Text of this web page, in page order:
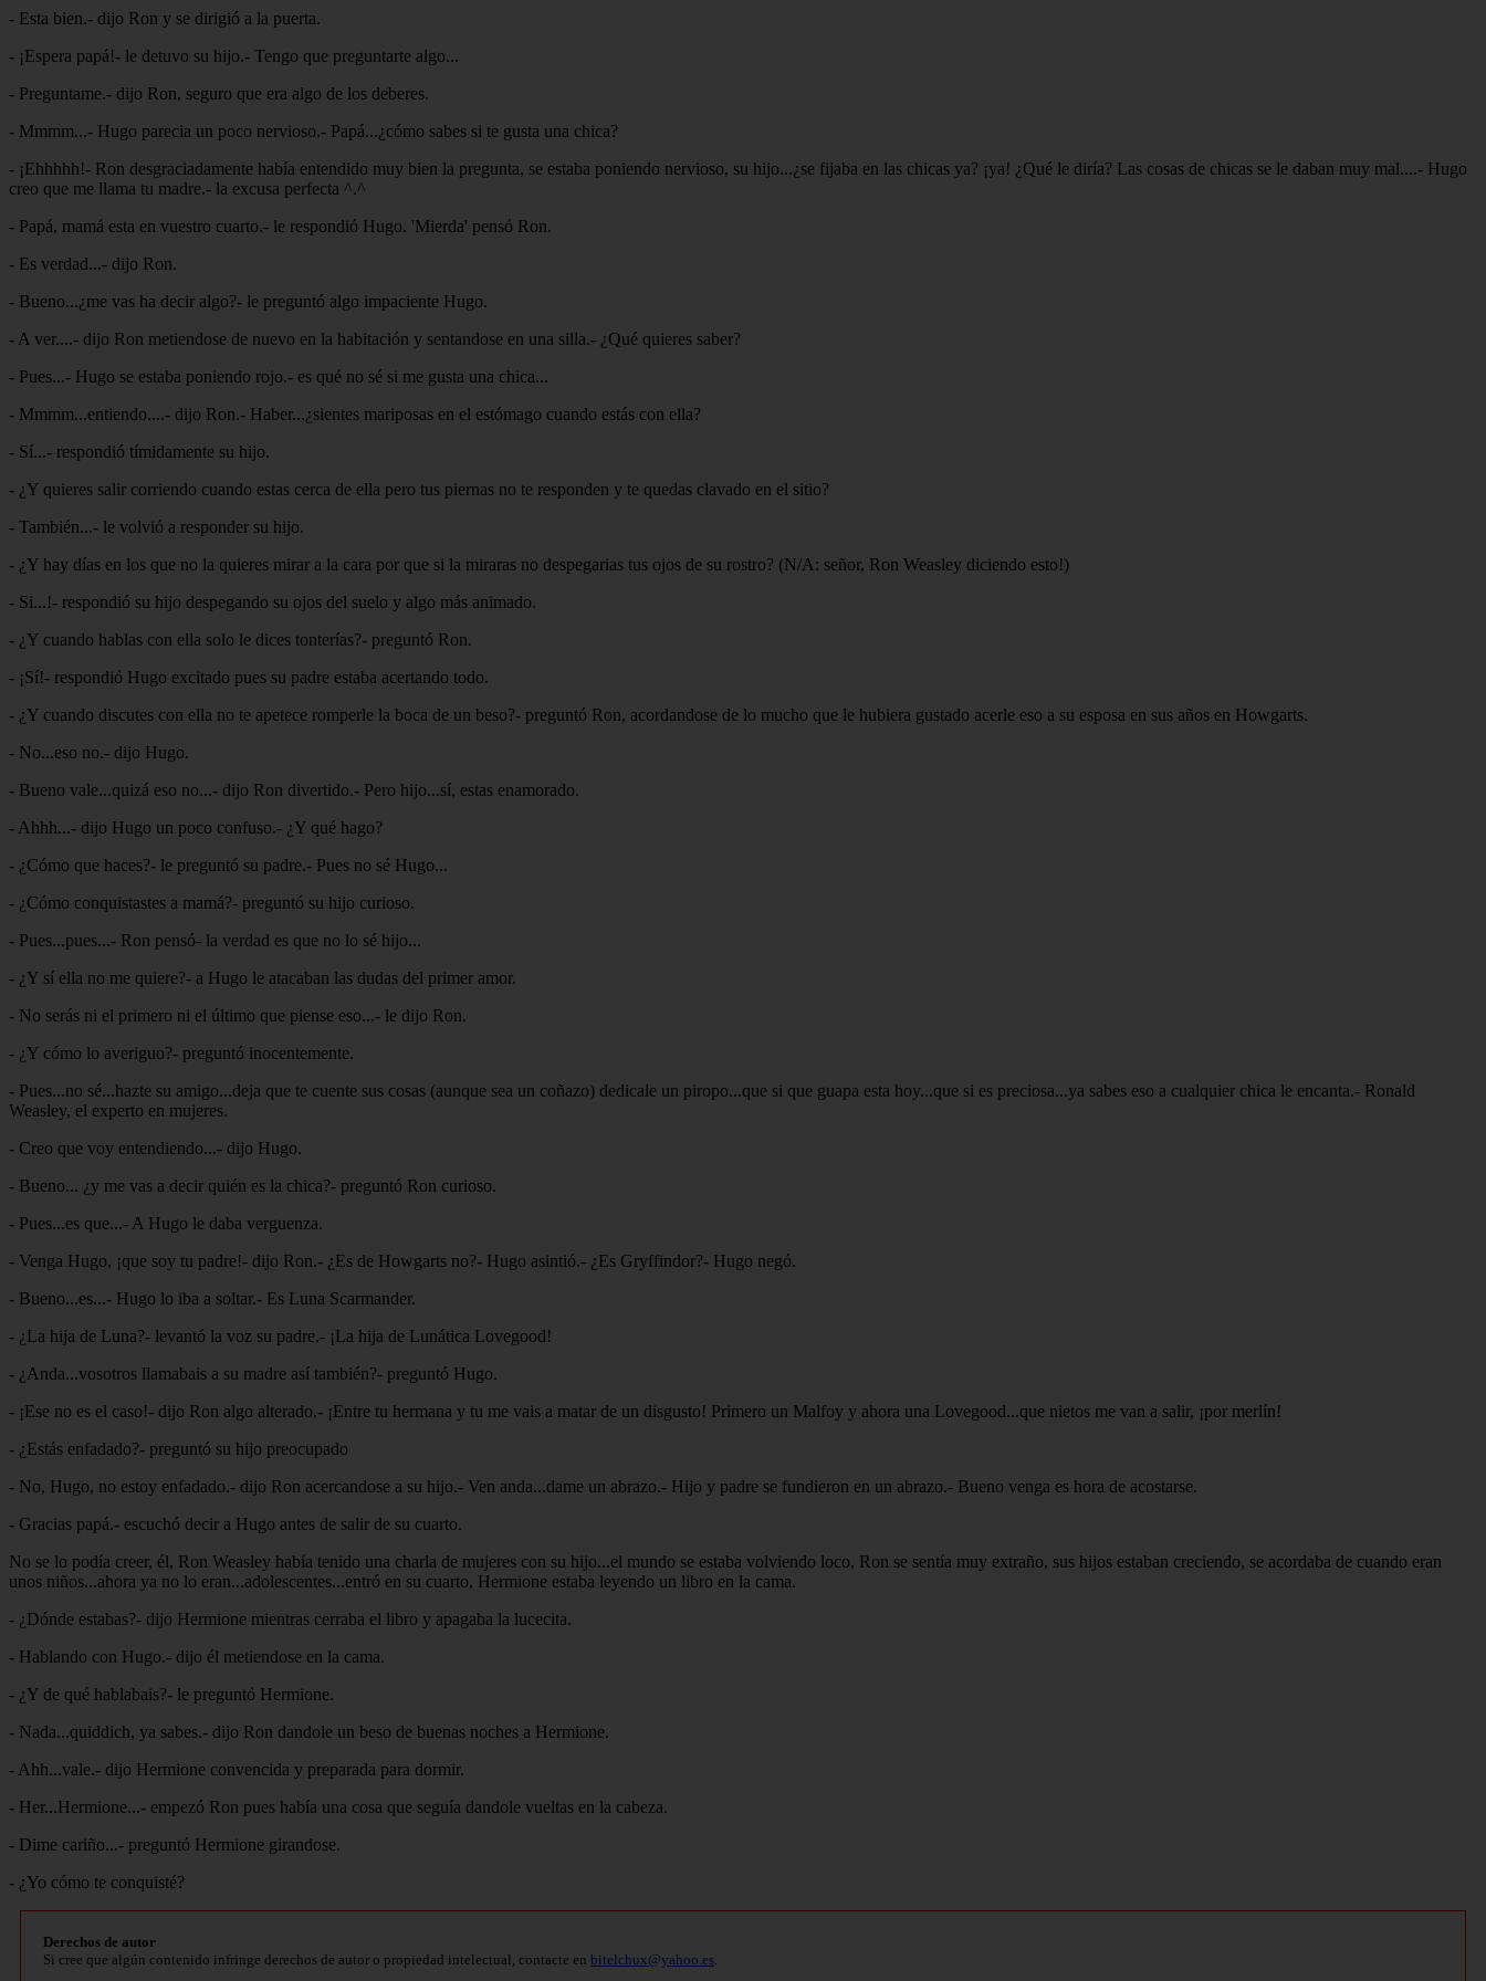
- Esta bien.- dijo Ron y se dirigió a la puerta.
- ¡Espera papá!- le detuvo su hijo.- Tengo que preguntarte algo...
- Preguntame.- dijo Ron, seguro que era algo de los deberes.
- Mmmm...- Hugo parecia un poco nervioso.- Papá...¿cómo sabes si te gusta una chica?
- ¡Ehhhhh!- Ron desgraciadamente había entendido muy bien la pregunta, se estaba poniendo nervioso, su hijo...¿se fijaba en las chicas ya? ¡ya! ¿Qué le diría? Las cosas de chicas se le daban muy mal....- Hugo
creo que me llama tu madre.- la excusa perfecta ^.^
- Papá, mamá esta en vuestro cuarto.- le respondió Hugo. 'Mierda' pensó Ron.
- Es verdad...- dijo Ron.
- Bueno...¿me vas ha decir algo?- le preguntó algo impaciente Hugo.
- A ver....- dijo Ron metiendose de nuevo en la habitación y sentandose en una silla.- ¿Qué quieres saber?
- Pues...- Hugo se estaba poniendo rojo.- es qué no sé si me gusta una chica...
- Mmmm...entiendo....- dijo Ron.- Haber...¿sientes mariposas en el estómago cuando estás con ella?
- Sí...- respondió tímidamente su hijo.
- ¿Y quieres salir corriendo cuando estas cerca de ella pero tus piernas no te responden y te quedas clavado en el sitio?
- También...- le volvió a responder su hijo.
- ¿Y hay días en los que no la quieres mirar a la cara por que si la miraras no despegarias tus ojos de su rostro? (N/A: señor, Ron Weasley diciendo esto!)
- Si...!- respondió su hijo despegando su ojos del suelo y algo más animado.
- ¿Y cuando hablas con ella solo le dices tonterías?- preguntó Ron.
- ¡Sí!- respondió Hugo excitado pues su padre estaba acertando todo.
- ¿Y cuando discutes con ella no te apetece romperle la boca de un beso?- preguntó Ron, acordandose de lo mucho que le hubiera gustado acerle eso a su esposa en sus años en Howgarts.
- No...eso no.- dijo Hugo.
- Bueno vale...quizá eso no...- dijo Ron divertido.- Pero hijo...sí, estas enamorado.
- Ahhh...- dijo Hugo un poco confuso.- ¿Y qué hago?
- ¿Cómo que haces?- le preguntó su padre.- Pues no sé Hugo...
- ¿Cómo conquistastes a mamá?- preguntó su hijo curioso.
- Pues...pues...- Ron pensó- la verdad es que no lo sé hijo...
- ¿Y sí ella no me quiere?- a Hugo le atacaban las dudas del primer amor.
- No serás ni el primero ni el último que piense eso...- le dijo Ron.
- ¿Y cómo lo averiguo?- preguntó inocentemente.
- Pues...no sé...hazte su amigo...deja que te cuente sus cosas (aunque sea un coñazo) dedicale un piropo...que si que guapa esta hoy...que si es preciosa...ya sabes eso a cualquier chica le encanta.- Ronald
Weasley, el experto en mujeres.
- Creo que voy entendiendo...- dijo Hugo.
- Bueno... ¿y me vas a decir quién es la chica?- preguntó Ron curioso.
- Pues...es que...- A Hugo le daba verguenza.
- Venga Hugo, ¡que soy tu padre!- dijo Ron.- ¿Es de Howgarts no?- Hugo asintió.- ¿Es Gryffindor?- Hugo negó.
- Bueno...es...- Hugo lo iba a soltar.- Es Luna Scarmander.
- ¿La hija de Luna?- levantó la voz su padre.- ¡La hija de Lunática Lovegood!
- ¿Anda...vosotros llamabais a su madre así también?- preguntó Hugo.
- ¡Ese no es el caso!- dijo Ron algo alterado.- ¡Entre tu hermana y tu me vais a matar de un disgusto! Primero un Malfoy y ahora una Lovegood...que nietos me van a salir, ¡por merlín!
- ¿Estás enfadado?- preguntó su hijo preocupado
- No, Hugo, no estoy enfadado.- dijo Ron acercandose a su hijo.- Ven anda...dame un abrazo.- Hijo y padre se fundieron en un abrazo.- Bueno venga es hora de acostarse.
- Gracias papá.- escuchó decir a Hugo antes de salir de su cuarto.
No se lo podía creer, él, Ron Weasley había tenido una charla de mujeres con su hijo...el mundo se estaba volviendo loco, Ron se sentía muy extraño, sus hijos estaban creciendo, se acordaba de cuando eran
unos niños...ahora ya no lo eran...adolescentes...entró en su cuarto, Hermione estaba leyendo un libro en la cama.
- ¿Dónde estabas?- dijo Hermione mientras cerraba el libro y apagaba la lucecita.
- Hablando con Hugo.- dijo él metiendose en la cama.
- ¿Y de qué hablabais?- le preguntó Hermione.
- Nada...quiddich, ya sabes.- dijo Ron dandole un beso de buenas noches a Hermione.
- Ahh...vale.- dijo Hermione convencida y preparada para dormir.
- Her...Hermione...- empezó Ron pues había una cosa que seguía dandole vueltas en la cabeza.
- Dime cariño...- preguntó Hermione girandose.
- ¿Yo cómo te conquisté?
Derechos de autor
Si cree que algún contenido infringe derechos de autor o propiedad intelectual, contacte en bitelchux@yahoo.es